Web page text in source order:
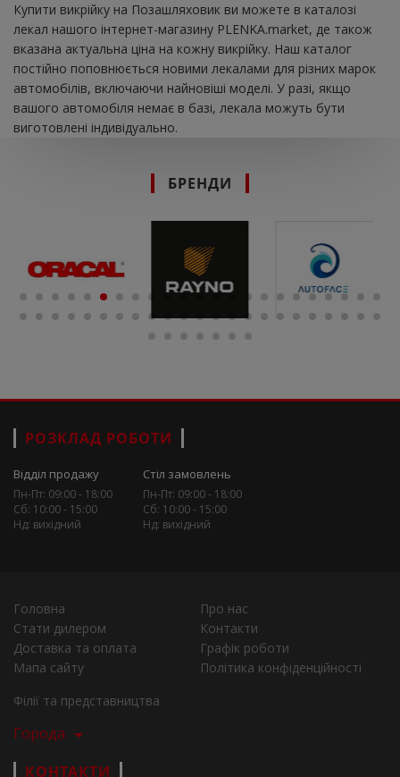
Купити викрійку на Позашляховик ви можете в каталозі
лекал нашого інтернет-магазину PLENKA.market, де також
вказана актуальна ціна на кожну викрійку. Наш каталог
постійно поповнюється новими лекалами для різних марок
автомобілів, включаючи найновіші моделі. У разі, якщо
вашого автомобіля немає в базі, лекала можуть бути
виготовлені індивідуально.
БРЕНДИ
РОЗКЛАД РОБОТИ
Відділ продажу
Пн-Пт: 09:00 - 18:00
Сб: 10:00 - 15:00
Нд: вихідний
Стіл замовлень
Пн-Пт: 09:00 - 18:00
Сб: 10:00 - 15:00
Нд: вихідний
Головна
Про нас
Стати дилером
Контакти
Доставка та оплата
Графік роботи
Мапа сайту
Політика конфіденційності
Філії та представництва
Города
КОНТАКТИ